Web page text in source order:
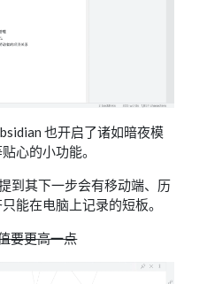
也开启了诸如暗夜模
心的小功能。
到其下一步会有移动端、历
能在电脑上记录的短板。
要更高一点